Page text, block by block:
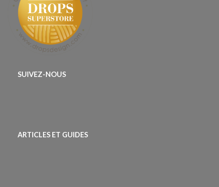
SUIVEZ-NOUS
ARTICLES ET GUIDES